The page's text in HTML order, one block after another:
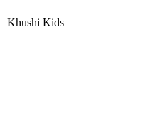
Khushi Kids